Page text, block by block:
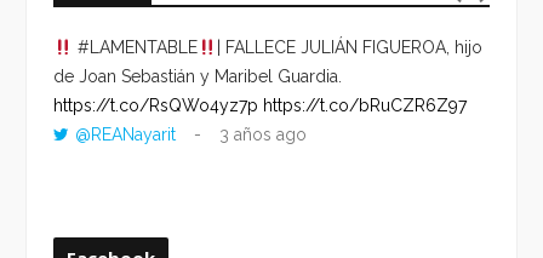
#LAMENTABLE
| FALLECE JULIÁN FIGUEROA, hijo
de Joan Sebastián y Maribel Guardia.
https://t.co/RsQWo4yz7p https://t.co/bRuCZR6Z97
@REANayarit
3 años ago